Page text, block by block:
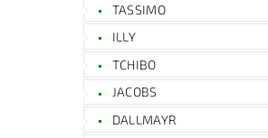
TASSIMO
ILLY
TCHIBO
JACOBS
DALLMAYR